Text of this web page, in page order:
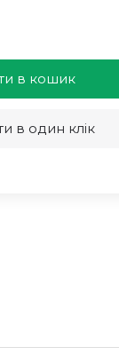
в кошик
в один клік